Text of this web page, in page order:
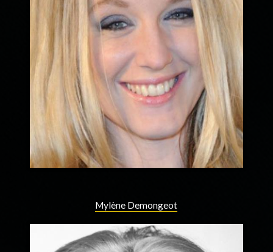
Mylène Demongeot